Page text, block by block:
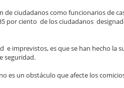
de ciudadanos como funcionarios de
por ciento de los ciudadanos
imprevistos, es que se han hecho la
seguridad.
es un obstáculo que afecte los